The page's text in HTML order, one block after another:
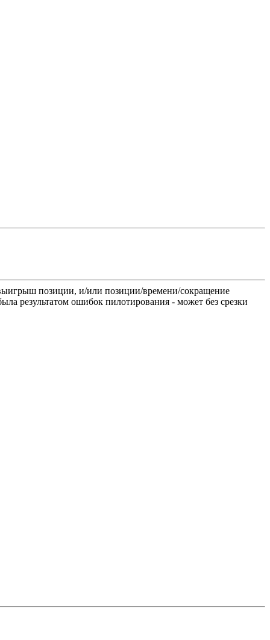
позиции, и/или позиции/времени/сокращение
результатом ошибок пилотирования - может без срезки